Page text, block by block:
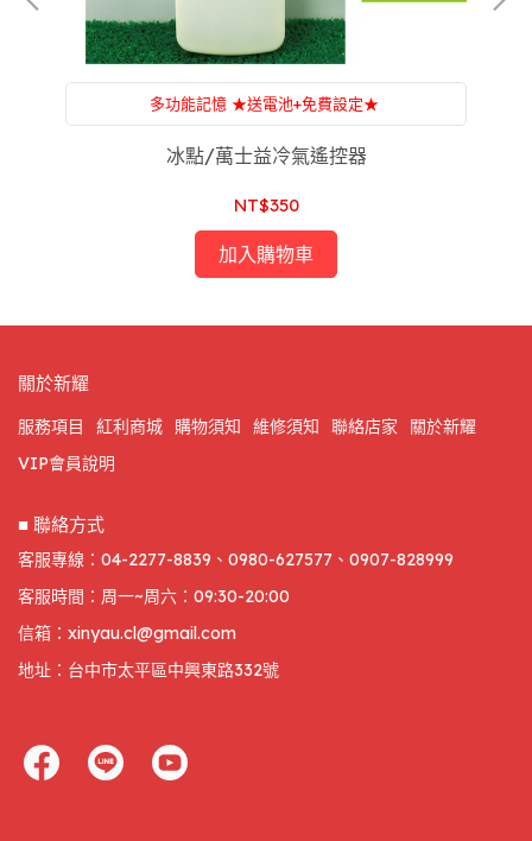
多功能記憶 ★送電池+免費設定★
附設：家電維修，一條龍服務，售後服務沒煩惱
冰點/萬士益冷氣遙控器
NT$350
加入購物車
關於新耀
服務項目 紅利商城 購物須知 維修須知 聯絡店家
關於新耀
VIP會員說明
■ 聯絡方式
客服專線：04-2277-8839、0980-627577、0907-828999
客服時間：周一~周六：09:30-20:00
信箱：xinyau.cl@gmail.com
地址：台中市太平區中興東路332號